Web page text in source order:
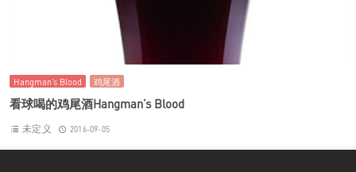
Hangman’s Blood 鸡尾酒
看球喝的鸡尾酒Hangman’s Blood
未定义 2016-09-05